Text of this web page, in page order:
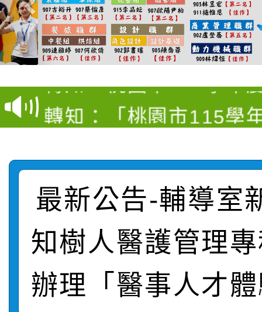
【甄選結果(第4招)】
學年度第1學期第9次代
【甄選結果(第12招)】
結果(第12招)
賽及師生本土語及新住
轉知：「桃園市115學
動辦法」
轉知臺中市政府政風處
城市手牽手，綠能透明
畫影片一案
轉知：「115學年度全
劇比賽實施要點」及修
表
轉知：桃園市115年度
敬師藝文競賽』實施計
【甄選結果(第11招)】
學年度第1學期第7次代
【甄選結果(第3招)】
最新公告-輔導室
知樹人醫護管理
辦理「醫事人才